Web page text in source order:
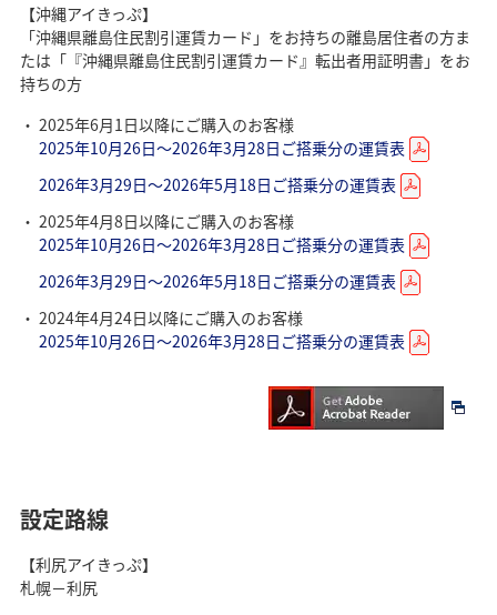
【沖縄アイきっぷ】
「沖縄県離島住民割引運賃カード」をお持ちの離島居住者の方ま
たは「『沖縄県離島住民割引運賃カード』転出者用証明書」をお
持ちの方
2025年6月1日以降にご購入のお客様
2025年10月26日～2026年3月28日ご搭乗分の運賃表
2026年3月29日～2026年5月18日ご搭乗分の運賃表
2025年4月8日以降にご購入のお客様
2025年10月26日～2026年3月28日ご搭乗分の運賃表
2026年3月29日～2026年5月18日ご搭乗分の運賃表
2024年4月24日以降にご購入のお客様
2025年10月26日～2026年3月28日ご搭乗分の運賃表
設定路線
【利尻アイきっぷ】
札幌－利尻